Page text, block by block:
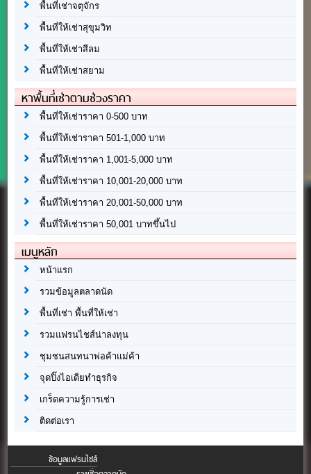
พื้นที่เช่าจตุจักร
พื้นที่ให้เช่าสุขุมวิท
พื้นที่ให้เช่าสีลม
พื้นที่ให้เช่าสยาม
หาพื้นที่เช่าตามช่วงราคา
พื้นที่ให้เช่าราคา 0-500 บาท
พื้นที่ให้เช่าราคา 501-1,000 บาท
พื้นที่ให้เช่าราคา 1,001-5,000 บาท
พื้นที่ให้เช่าราคา 10,001-20,000 บาท
พื้นที่ให้เช่าราคา 20,001-50,000 บาท
พื้นที่ให้เช่าราคา 50,001 บาทขึ้นไป
เมนูหลัก
หน้าแรก
รวมข้อมูลตลาดนัด
พื้นที่เช่า พื้นที่ให้เช่า
รวมแฟรนไชส์น่าลงทุน
ชุมชนสนทนาพ่อค้าแม่ค้า
จุดปิ๊งไอเดียทำธุรกิจ
เกร็ดความรู้การเช่า
ติดต่อเรา
ข้อมูลแฟรนไชส์